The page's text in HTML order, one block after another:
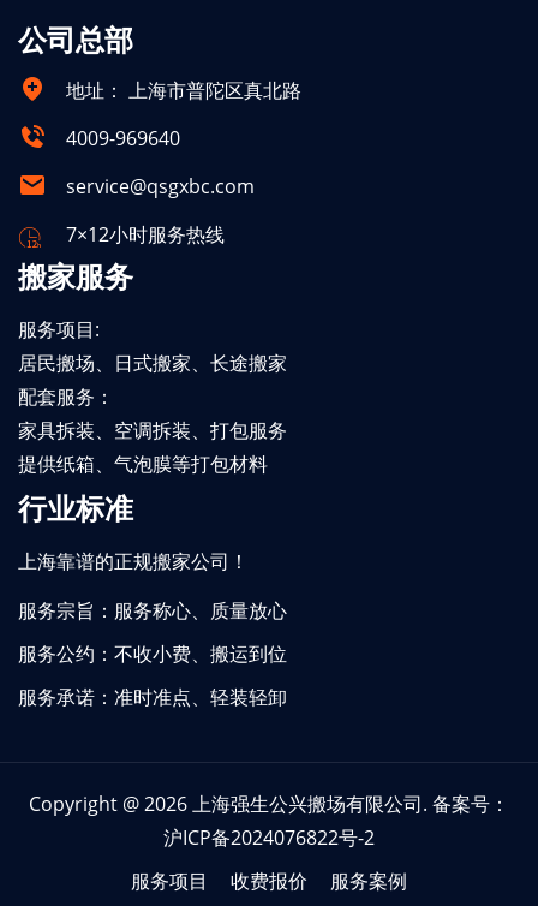
公司总部
地址： 上海市普陀区真北路
4009-969640
service@qsgxbc.com
7×12小时服务热线
搬家服务
服务项目:
居民搬场、日式搬家、长途搬家
配套服务：
家具拆装、空调拆装、打包服务
提供纸箱、气泡膜等打包材料
行业标准
上海靠谱的正规搬家公司！
服务宗旨：服务称心、质量放心
服务公约：不收小费、搬运到位
服务承诺：准时准点、轻装轻卸
Copyright @ 2026上海强生公兴搬场有限公司. 备案号：
沪ICP备2024076822号-2
服务项目
收费报价 服务案例